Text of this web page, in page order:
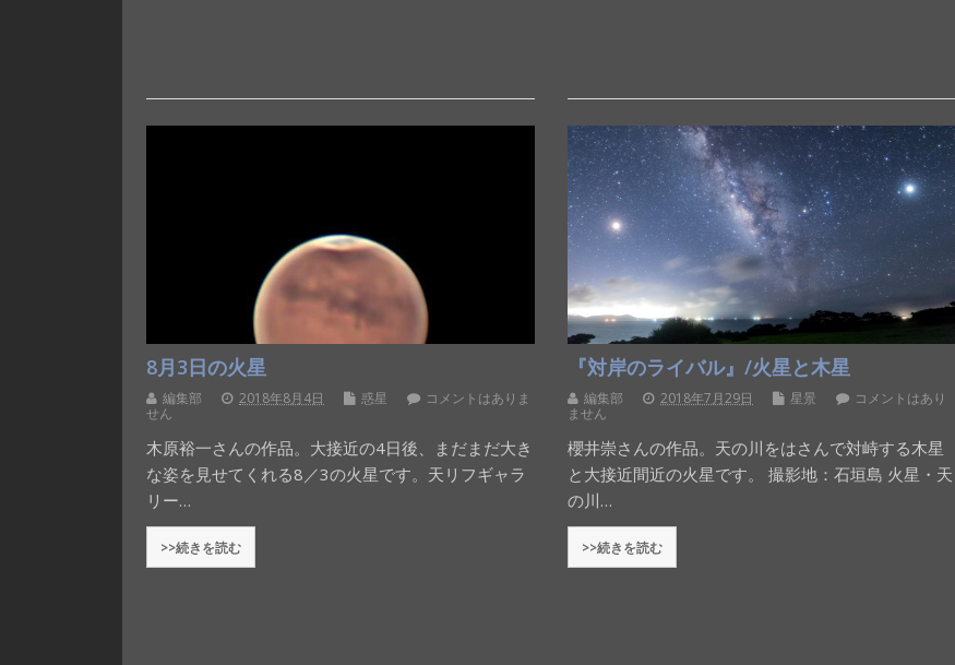
8月3日の火星
編集部 2018年8月4日 惑星
コメントはありま
せん
木原裕一さんの作品。大接近の4日後、まだまだ大き
な姿を見せてくれる8／3の火星です。天リフギャラ
リー…
>>続きを読む
『対岸のライバル』/火星と木星
編集部 2018年7月29日 星景
コメントはあり
ません
櫻井崇さんの作品。天の川をはさんで対峙する木星
と大接近間近の火星です。 撮影地：石垣島 火星・天
の川…
>>続きを読む